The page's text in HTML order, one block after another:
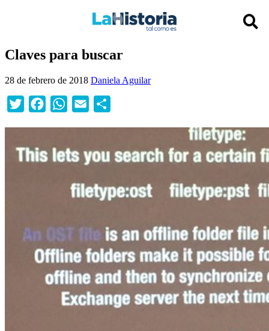
Claves para buscar
28 de febrero de 2018 Daniela Aguilar
Twitter FacebookWhatsApp
Email